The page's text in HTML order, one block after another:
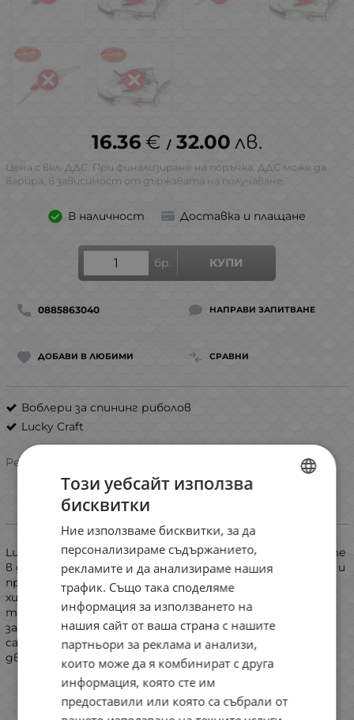
16.36 € / 32.00 лв.
Цена с вкл. ДДС. При финализиране на поръчка, ДДС може да
варира, в зависимост от държавата на получаване.
В наличност Доставка и плащане
бр. КУПИ
0885863040 НАПРАВИ ЗАПИТВАНЕ
ДОБАВИ В ЛЮБИМИ СРАВНИ
Воблери за спининг риболов
Lucky Craft
Рейтинг:
Информация
Lucky Craft Staysee е воблер, който предизвиква рибите
в дълбоки места. Достига дълбочини от над 3 метра и
продължава все така съблазнително да провокира
хищниците. Оборудвана е както със система за
трансфер на тежестта, която спомага за далечно
замятане, така и с вградени утежнения и метални
сачми, за да създават провокиращ хищника звук при
движението на воблера.
Този уебсайт използва
бисквитки
Ние използваме бисквитки, за да
персонализираме съдържанието,
рекламите и да анализираме нашия
трафик. Също така споделяме
информация за използването на
нашия сайт от ваша страна с нашите
партньори за реклама и анализи,
които може да я комбинират с друга
информация, която сте им
предоставили или която са събрали от